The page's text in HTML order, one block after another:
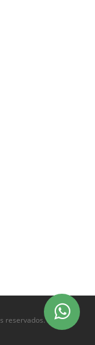
reservados.